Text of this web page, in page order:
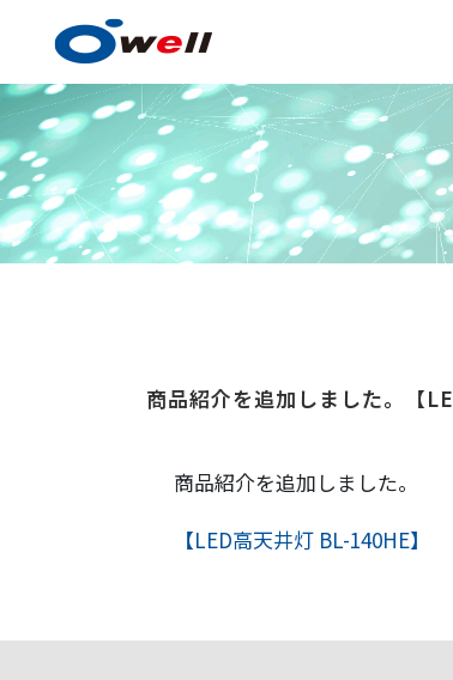
塗料・塗膜形
事例紹介
商品紹介を追加しました。【
商品紹介を追加しました。
【LED高天井灯 BL-140HE】